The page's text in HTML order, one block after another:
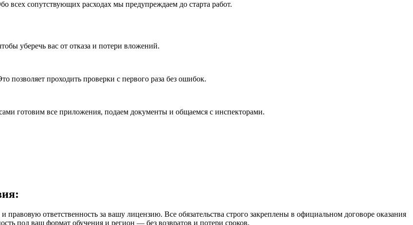
всех сопутствующих расходах мы предупреждаем до старта работ.
уберечь вас от отказа и потери вложений.
позволяет проходить проверки с первого раза без ошибок.
готовим все приложения, подаем документы и общаемся с инспекторами.
ответственность за вашу лицензию. Все обязательства строго закреплены в официальном договоре оказания
под ваш формат обучения и регион — без возвратов и потери сроков.